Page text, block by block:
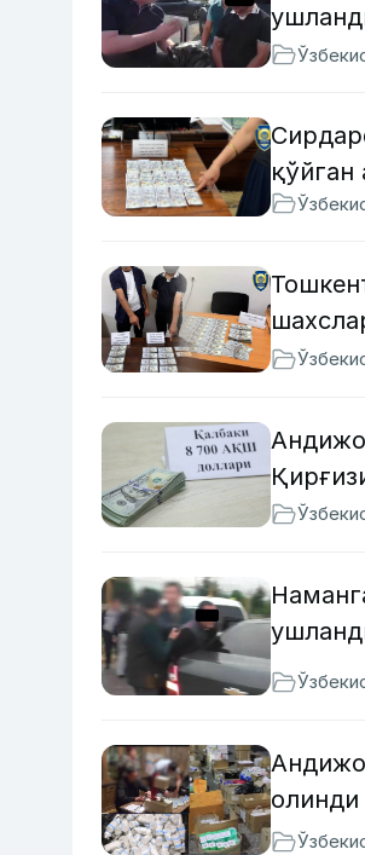
қўйган
олинди